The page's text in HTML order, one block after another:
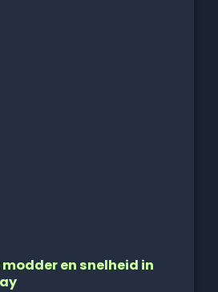
modder en snelheid in